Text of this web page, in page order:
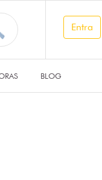
Entra
BLOG